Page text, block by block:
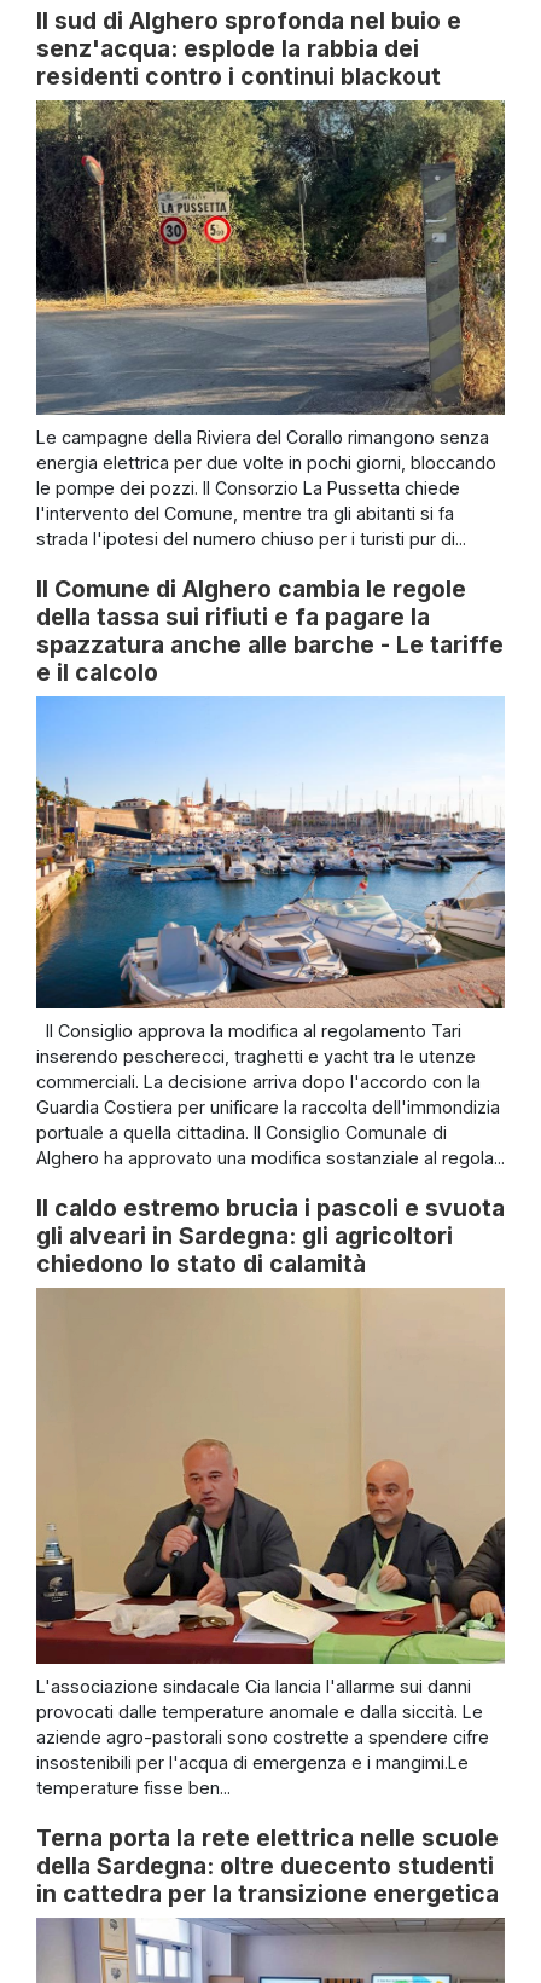
Il sud di Alghero sprofonda nel buio e
senz'acqua: esplode la rabbia dei
residenti contro i continui blackout
Le campagne della Riviera del Corallo rimangono senza
energia elettrica per due volte in pochi giorni, bloccando
le pompe dei pozzi. Il Consorzio La Pussetta chiede
l'intervento del Comune, mentre tra gli abitanti si fa
strada l'ipotesi del numero chiuso per i turisti pur di...
Il Comune di Alghero cambia le regole
della tassa sui rifiuti e fa pagare la
spazzatura anche alle barche - Le tariffe
e il calcolo
Il Consiglio approva la modifica al regolamento Tari
inserendo pescherecci, traghetti e yacht tra le utenze
commerciali. La decisione arriva dopo l'accordo con la
Guardia Costiera per unificare la raccolta dell'immondizia
portuale a quella cittadina. Il Consiglio Comunale di
Alghero ha approvato una modifica sostanziale al regola...
Il caldo estremo brucia i pascoli e svuota
gli alveari in Sardegna: gli agricoltori
chiedono lo stato di calamità
L'associazione sindacale Cia lancia l'allarme sui danni
provocati dalle temperature anomale e dalla siccità. Le
aziende agro-pastorali sono costrette a spendere cifre
insostenibili per l'acqua di emergenza e i mangimi.Le
temperature fisse ben...
Terna porta la rete elettrica nelle scuole
della Sardegna: oltre duecento studenti
in cattedra per la transizione energetica